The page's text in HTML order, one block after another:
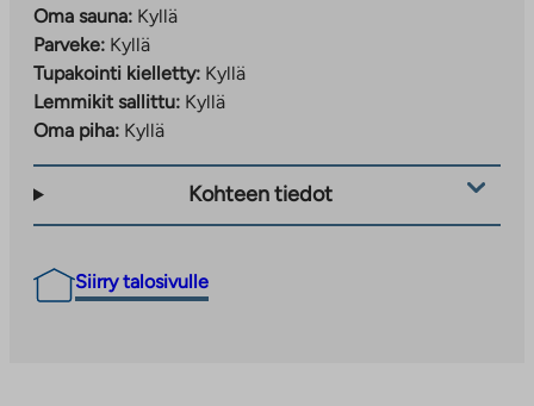
Oma sauna: Kyllä
Parveke: Kyllä
Tupakointi kielletty: Kyllä
Lemmikit sallittu: Kyllä
Oma piha: Kyllä
Kohteen tiedot
Siirry talosivulle